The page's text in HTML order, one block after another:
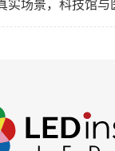
实场景，科技馆与